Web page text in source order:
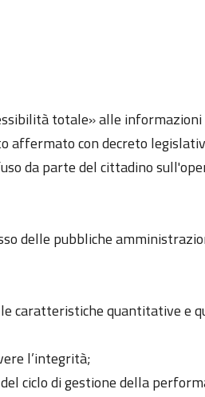
totale» alle
con decreto
da parte del cittadino
delle pubbliche
caratteristiche quantitative e
l’integrità;
ciclo di gestione della